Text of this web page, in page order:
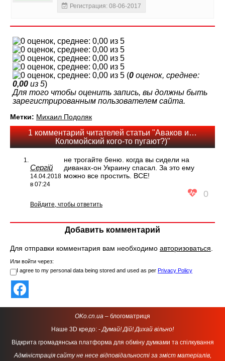
Регистрация: 08-06-2017
(0 оценок, среднее:
0,00 из 5)
Для того чтобы оценить запись, вы должны быть
зарегистрированным пользователем сайта.
Метки: Михаил Подоляк
1 комментарий читателей статьи "Аваков и…
Коломойский кого-то пугают?)"
Сергій
14.04.2018
в 07:24
не трогайте беню. когда вы сидели на
диванах-он Украину спасал. За это ему
можно все простить. ВСЕ!
0
Войдите, чтобы ответить
Добавить комментарий
Для отправки комментария вам необходимо авторизоваться.
Или войти через:
I agree to my personal data being stored and used as per Privacy Policy
OKo.cn.ua – блогоматриця
Наше 3D кредо: -Думай! Дій! Дихай вільно!
Відкрита громадянська платформа для обміну думками та спілкування
Адміністрація сайту не несе відповідальності за зміст матеріалів,